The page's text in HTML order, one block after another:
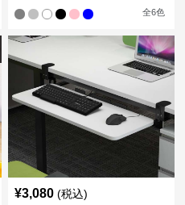
全6色
¥3,080 (税込)